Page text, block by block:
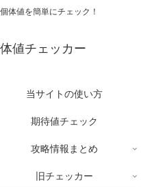
体値を簡単にチェック！
値チェッカー
当サイトの使い方
期待値チェック
攻略情報まとめ
旧チェッカー